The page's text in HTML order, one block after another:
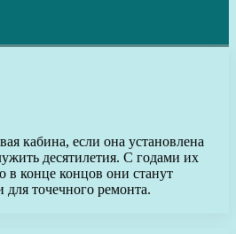
кабина, если она установлена
десятилетия. С годами их
конце концов они станут
точечного ремонта.